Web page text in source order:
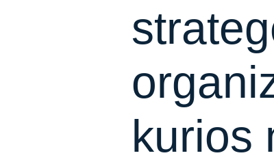
kurios